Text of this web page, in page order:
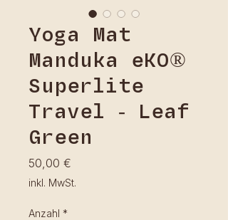
Yoga Mat
Manduka eKO®
Superlite
Travel - Leaf
Green
50,00 €
inkl. MwSt.
Anzahl *